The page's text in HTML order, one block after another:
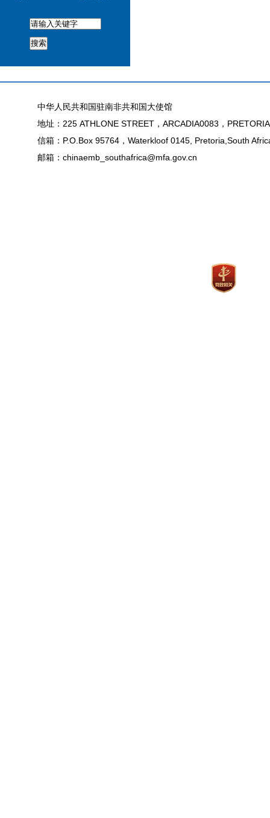
搜索
中华人民共和国驻南非共和国大使馆
地址：225 ATHLONE STREET，ARCADIA0083，
信箱：P.O.Box 95764，Waterkloof 0145, Pretoria,South
邮箱：chinaemb_southafrica@mfa.gov.cn